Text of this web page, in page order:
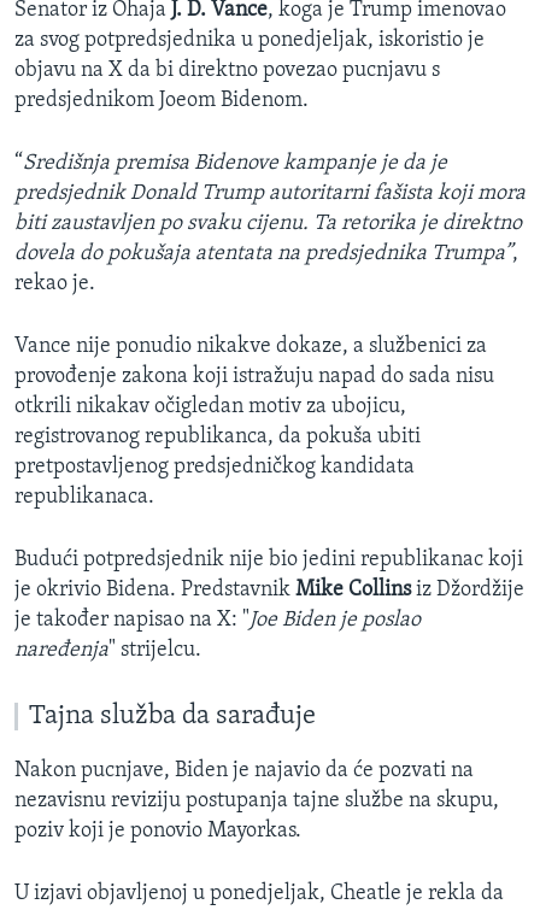
Senator iz Ohaja J. D. Vance, koga je Trump imenovao
za svog potpredsjednika u ponedjeljak, iskoristio je
objavu na X da bi direktno povezao pucnjavu s
predsjednikom Joeom Bidenom.
“Središnja premisa Bidenove kampanje je da je
predsjednik Donald Trump autoritarni fašista koji mora
biti zaustavljen po svaku cijenu. Ta retorika je direktno
dovela do pokušaja atentata na predsjednika Trumpa”,
rekao je.
Vance nije ponudio nikakve dokaze, a službenici za
provođenje zakona koji istražuju napad do sada nisu
otkrili nikakav očigledan motiv za ubojicu,
registrovanog republikanca, da pokuša ubiti
pretpostavljenog predsjedničkog kandidata
republikanaca.
Budući potpredsjednik nije bio jedini republikanac koji
je okrivio Bidena. Predstavnik Mike Collinsiz Džordžije
je također napisao na X: "Joe Biden je poslao
naređenja" strijelcu.
Tajna služba da sarađuje
Nakon pucnjave, Biden je najavio da će pozvati na
nezavisnu reviziju postupanja tajne službe na skupu,
poziv koji je ponovio Mayorkas.
U izjavi objavljenoj u ponedjeljak, Cheatle je rekla da